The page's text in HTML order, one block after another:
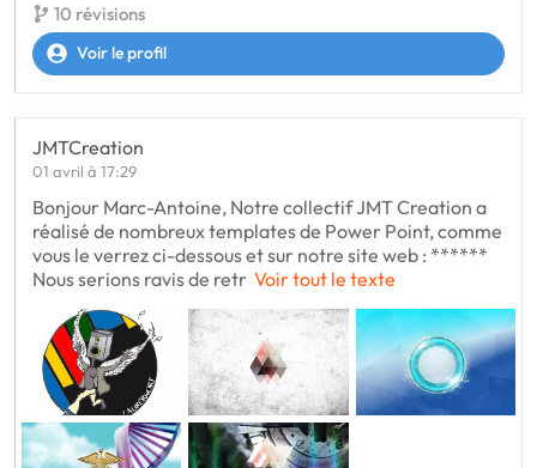
10 révisions
Voir le profil
JMTCreation
01 avril à 17:29
Bonjour Marc-Antoine, Notre collectif JMT Creation a
réalisé de nombreux templates de Power Point, comme
vous le verrez ci-dessous et sur notre site web : ******
Nous serions ravis de retr Voir tout le texte